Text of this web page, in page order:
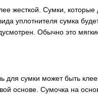
жесткой. Сумки,
уплотнителя сумка
Обычно это
для сумки может быть
основе. Сумочка на